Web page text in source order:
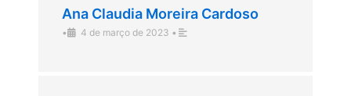
Ana Claudia Moreira Cardoso
• 4 de março de 2023 •